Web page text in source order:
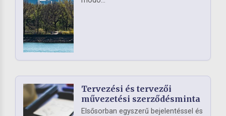
Tervezési és tervezői
művezetési szerződésminta
Elsősorban egyszerű bejelentéssel és